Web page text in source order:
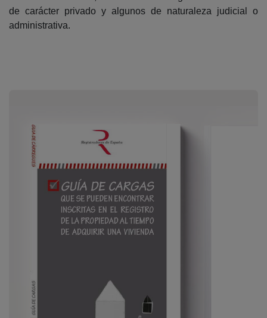
de carácter privado y algunos de naturaleza judicial o
administrativa.